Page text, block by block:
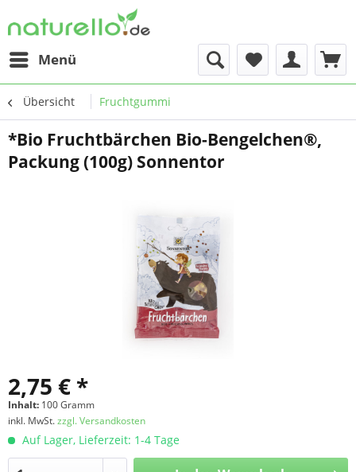
Menü
Übersicht Fruchtgummi
*Bio Fruchtbärchen Bio-Bengelchen®,
Packung (100g) Sonnentor
2,75 € *
Inhalt: 100 Gramm
inkl. MwSt.zzgl. Versandkosten
Auf Lager, Lieferzeit: 1-4 Tage